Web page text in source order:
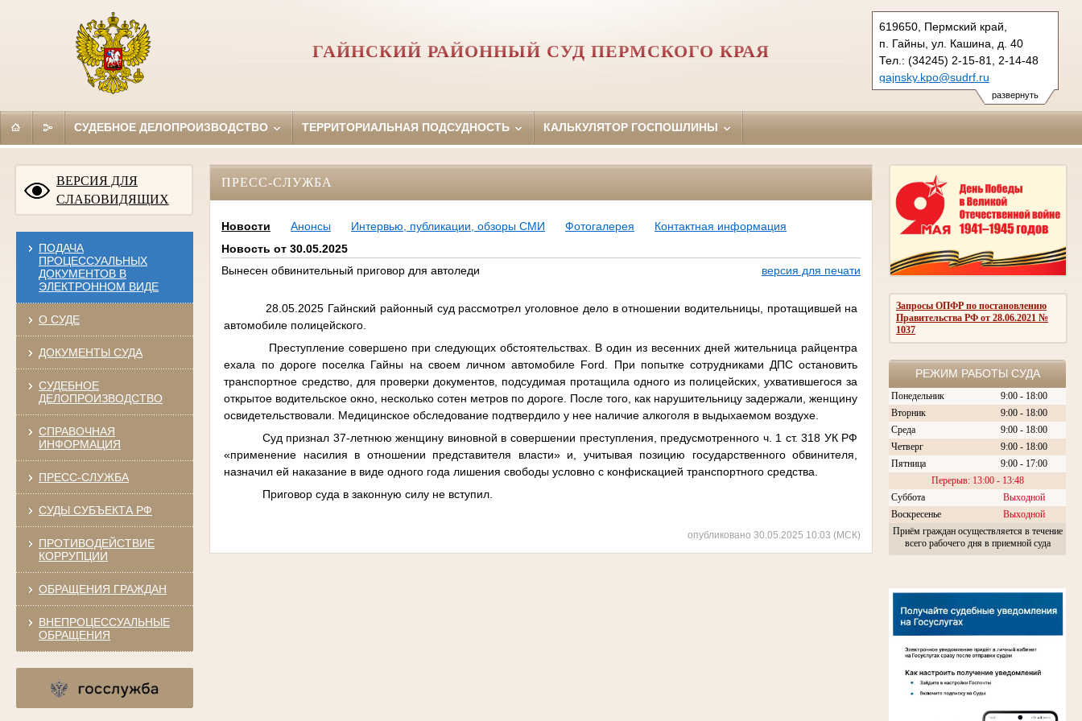
развернуть
619650, Пермский край,
п. Гайны, ул. Кашина, д. 40
Тел.: (34245) 2-15-81, 2-14-48
gajnsky.kpo@sudrf.ru
ГАЙНСКИЙ РАЙОННЫЙ СУД ПЕРМСКОГО КРАЯ
СУДЕБНОЕ ДЕЛОПРОИЗВОДСТВО ТЕРРИТОРИАЛЬНАЯ ПОДСУДНОСТЬ КАЛЬКУЛЯТОР ГОСПОШЛИНЫ
ВЕРСИЯ ДЛЯ
СЛАБОВИДЯЩИХ
ПОДАЧА
ПРОЦЕССУАЛЬНЫХ
ДОКУМЕНТОВ В
ЭЛЕКТРОННОМ ВИДЕ
О СУДЕ
ДОКУМЕНТЫ СУДА
СУДЕБНОЕ
ДЕЛОПРОИЗВОДСТВО
СПРАВОЧНАЯ
ИНФОРМАЦИЯ
ПРЕСС-СЛУЖБА
СУДЫ СУБЪЕКТА РФ
ПРОТИВОДЕЙСТВИЕ
КОРРУПЦИИ
ОБРАЩЕНИЯ ГРАЖДАН
ВНЕПРОЦЕССУАЛЬНЫЕ
ОБРАЩЕНИЯ
Запросы ОПФР по постановлению
Правительства РФ от 28.06.2021 №
1037
РЕЖИМ РАБОТЫ СУДА
Понедельник
9:00 - 18:00
Вторник
9:00 - 18:00
Среда
9:00 - 18:00
Четверг
9:00 - 18:00
Пятница
9:00 - 17:00
Перерыв: 13:00 - 13:48
Суббота
Выходной
Воскресенье
Выходной
Приём граждан осуществляется в течение
всего рабочего дня в приемной суда
ПРЕСС-СЛУЖБА
Новости Анонсы Интервью, публикации, обзоры СМИ Фотогалерея
Контактная информация
Новость от 30.05.2025
Вынесен обвинительный приговор для автоледи
версия для печати
28.05.2025 Гайнский районный суд рассмотрел уголовное дело в отношении водительницы, протащившей на
автомобиле полицейского.
Преступление совершено при следующих обстоятельствах. В один из весенних дней жительница райцентра
ехала по дороге поселка Гайны на своем личном автомобиле Ford. При попытке сотрудниками ДПС остановить
транспортное средство, для проверки документов, подсудимая протащила одного из полицейских, ухватившегося за
открытое водительское окно, несколько сотен метров по дороге. После того, как нарушительницу задержали, женщину
освидетельствовали. Медицинское обследование подтвердило у нее наличие алкоголя в выдыхаемом воздухе.
Суд признал 37-летнюю женщину виновной в совершении преступления, предусмотренного ч. 1 ст. 318 УК РФ
«применение насилия в отношении представителя власти» и, учитывая позицию государственного обвинителя,
назначил ей наказание в виде одного года лишения свободы условно с конфискацией транспортного средства.
Приговор суда в законную силу не вступил.
опубликовано 30.05.2025 10:03 (МСК)